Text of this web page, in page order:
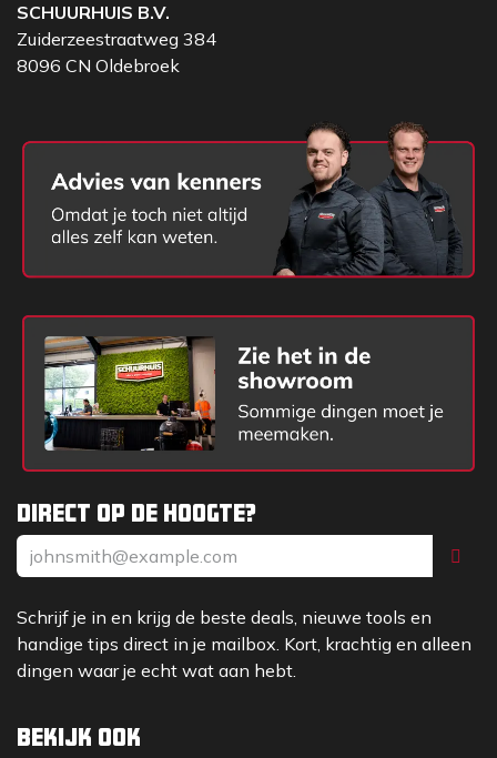
Direct op de hoogte?
Schrijf je in en krijg de beste deals, nieuwe tools en
handige tips direct in je mailbox. Kort, krachtig en alleen
dingen waar je echt wat aan hebt.
Bekijk ook
SCHUURHUIS B.V.
Zuiderzeestraatweg 384
8096 CN Oldebroek